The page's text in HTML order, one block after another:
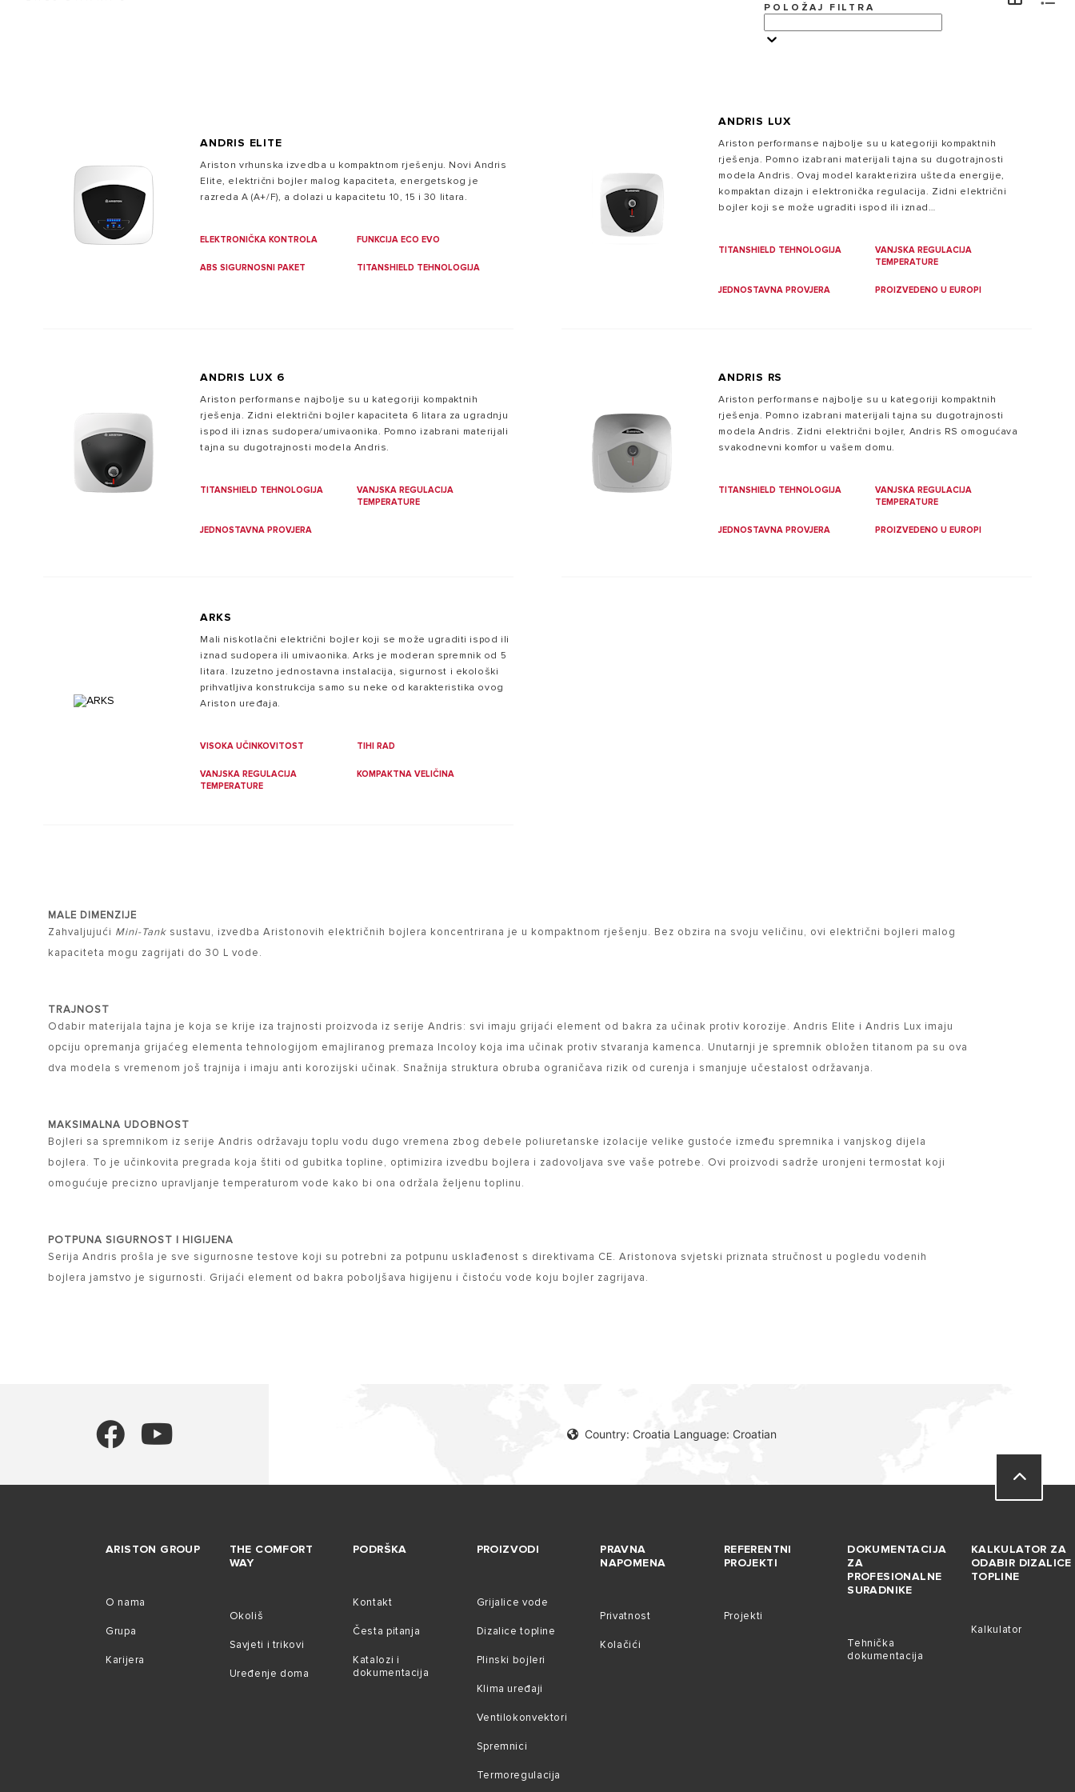
POSJETITE
PAMETAN DOM
- SVI MODELI GRIJALICE VODE
Zašto odabrati Ariston grijalicu vode?
Širok asortiman Aristonovih grijalica vode, osmišljen je
kako bi osigurao savršenu kombinaciju visoke
učinkovitosti, uštede energije i talijanskog dizajna.
POLOŽAJ FILTRA
ANDRIS ELITE
Ariston vrhunska izvedba u kompaktnom rješenju. Novi Andris
Elite, električni bojler malog kapaciteta, energetskog je
razreda A (A+/F), a dolazi u kapacitetu 10, 15 i 30 litara.
ELEKTRONIČKA KONTROLA FUNKCIJA ECO EVO
ABS SIGURNOSNI PAKET TITANSHIELD TEHNOLOGIJA
ANDRIS LUX
Ariston performanse najbolje su u kategoriji kompaktnih
rješenja. Pomno izabrani materijali tajna su dugotrajnosti
modela Andris. Ovaj model karakterizira ušteda energije,
kompaktan dizajn i elektronička regulacija. Zidni električni
bojler koji se može ugraditi ispod ili iznad
TITANSHIELD TEHNOLOGIJA
VANJSKA REGULACIJA
TEMPERATURE
JEDNOSTAVNA PROVJERA PROIZVEDENO U EUROPI
ANDRIS LUX 6
Ariston performanse najbolje su u kategoriji kompaktnih
rješenja. Zidni električni bojler kapaciteta 6 litara za ugradnju
ispod ili iznas sudopera/umivaonika. Pomno izabrani materijali
tajna su dugotrajnosti modela Andris.
TITANSHIELD TEHNOLOGIJA
VANJSKA REGULACIJA
TEMPERATURE
JEDNOSTAVNA PROVJERA
ANDRIS RS
Ariston performanse najbolje su u kategoriji kompaktnih
rješenja. Pomno izabrani materijali tajna su dugotrajnosti
modela Andris. Zidni električni bojler, Andris RS omogućava
svakodnevni komfor u vašem domu.
TITANSHIELD TEHNOLOGIJA
VANJSKA REGULACIJA
TEMPERATURE
JEDNOSTAVNA PROVJERA PROIZVEDENO U EUROPI
ARKS
Mali niskotlačni električni bojler koji se može ugraditi ispod ili
iznad sudopera ili umivaonika. Arks je moderan spremnik od 5
litara. Izuzetno jednostavna instalacija, sigurnost i ekološki
prihvatljiva konstrukcija samo su neke od karakteristika ovog
Ariston uređaja.
VISOKA UČINKOVITOST TIHI RAD
VANJSKA REGULACIJA
TEMPERATURE
KOMPAKTNA VELIČINA
MALE DIMENZIJE
Zahvaljujući Mini-Tank sustavu, izvedba Aristonovih električnih bojlera koncentrirana je u kompaktnom rješenju. Bez obzira na svoju veličinu, ovi električni bojleri malog
kapaciteta mogu zagrijati do 30 L vode.
TRAJNOST
Odabir materijala tajna je koja se krije iza trajnosti proizvoda iz serije Andris: svi imaju grijaći element od bakra za učinak protiv korozije. Andris Elite i Andris Lux imaju
opciju opremanja grijaćeg elementa tehnologijom emajliranog premaza Incoloy koja ima učinak protiv stvaranja kamenca. Unutarnji je spremnik obložen titanom pa su ova
dva modela s vremenom još trajnija i imaju anti korozijski učinak. Snažnija struktura obruba ograničava rizik od curenja i smanjuje učestalost održavanja.
MAKSIMALNA UDOBNOST
Bojleri sa spremnikom iz serije Andris održavaju toplu vodu dugo vremena zbog debele poliuretanske izolacije velike gustoće između spremnika i vanjskog dijela
bojlera. To je učinkovita pregrada koja štiti od gubitka topline, optimizira izvedbu bojlera i zadovoljava sve vaše potrebe. Ovi proizvodi sadrže uronjeni termostat koji
omogućuje precizno upravljanje temperaturom vode kako bi ona održala željenu toplinu.
POTPUNA SIGURNOST I HIGIJENA
Serija Andris prošla je sve sigurnosne testove koji su potrebni za potpunu usklađenost s direktivama CE. Aristonova svjetski priznata stručnost u pogledu vodenih
bojlera jamstvo je sigurnosti. Grijaći element od bakra poboljšava higijenu i čistoću vode koju bojler zagrijava.
Country: Croatia Language: Croatian
ARISTON GROUP
O nama
Grupa
Karijera
THE COMFORT
WAY
Okoliš
Savjeti i trikovi
Uređenje doma
PODRŠKA
Kontakt
Česta pitanja
Katalozi i
dokumentacija
PROIZVODI
Grijalice vode
Dizalice topline
Plinski bojleri
Klima uređaji
Ventilokonvektori
Spremnici
Termoregulacija
PRAVNA
NAPOMENA
Privatnost
Kolačići
REFERENTNI
PROJEKTI
Projekti
DOKUMENTACIJA
ZA
PROFESIONALNE
SURADNIKE
Tehnička
dokumentacija
KALKULATOR ZA
ODABIR DIZALICE
TOPLINE
Kalkulator